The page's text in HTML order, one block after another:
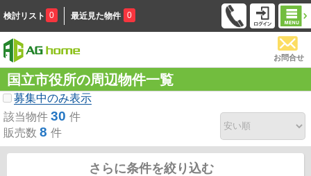
検討リスト 0 最近見た物件 0
お問合せ
国立市役所の周辺物件一覧
募集中のみ表示
該当物件 30 件
販売数 8 件
さらに条件を絞り込む